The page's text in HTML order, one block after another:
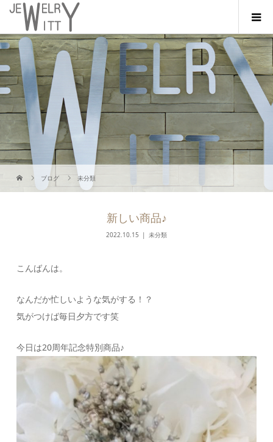
ブログ 未分類
新しい商品♪
2022.10.15 未分類
こんばんは。
なんだか忙しいような気がする！？
気がつけば毎日夕方です笑
今日は20周年記念特別商品♪